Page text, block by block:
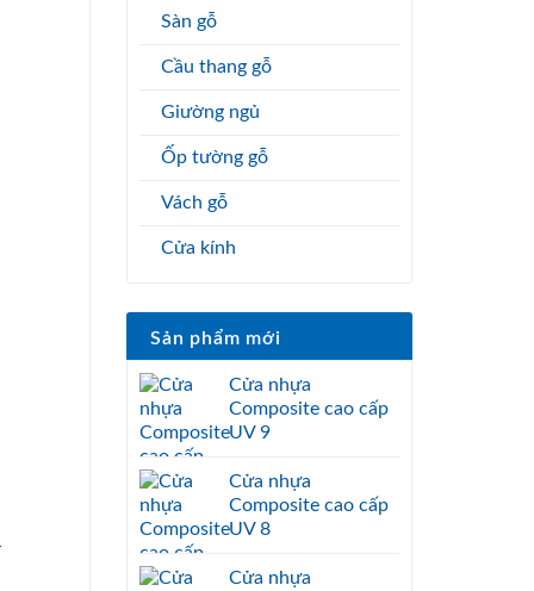
Sàn gỗ
Cầu thang gỗ
Giường ngủ
Ốp tường gỗ
Vách gỗ
Cửa kính
Sản phẩm mới
Cửa nhựa
Composite cao cấp
UV 9
Cửa nhựa
Composite cao cấp
UV 8
Cửa nhựa